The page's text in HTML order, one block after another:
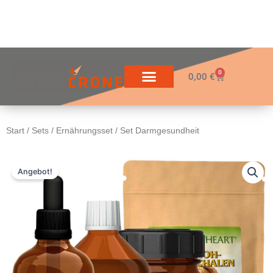
0,00€ 0
Warenkorb
Start / Sets / Ernährungsset / Set Darmgesundheit
Angebot!